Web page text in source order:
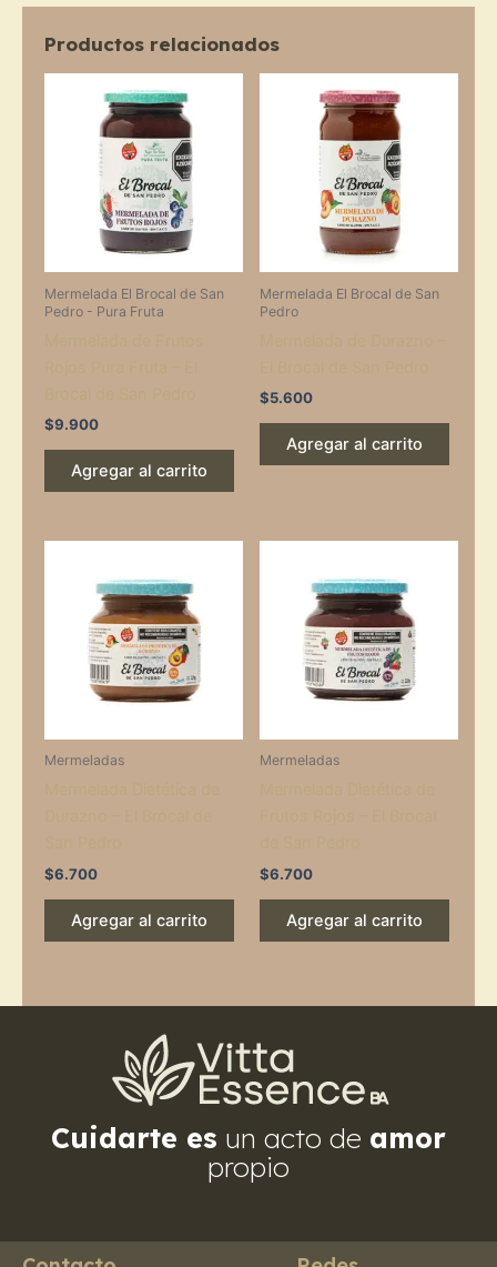
Productos relacionados
Mermelada El Brocal de San
Pedro - Pura Fruta
$9.900
Agregar al carrito
Mermelada El Brocal de San
Pedro
$5.600
Agregar al carrito
Mermeladas
$6.700
Agregar al carrito
Mermeladas
$6.700
Agregar al carrito
Cuidarte es un acto de amor
propio